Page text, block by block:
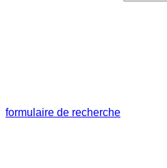
formulaire de recherche